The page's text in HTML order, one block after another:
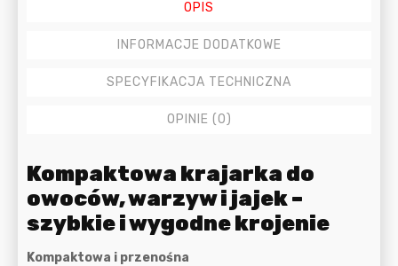
OPIS
INFORMACJE DODATKOWE
SPECYFIKACJA TECHNICZNA
OPINIE (0)
Kompaktowa krajarka do
owoców, warzyw i jajek –
szybkie i wygodne krojenie
Kompaktowa i przenośna